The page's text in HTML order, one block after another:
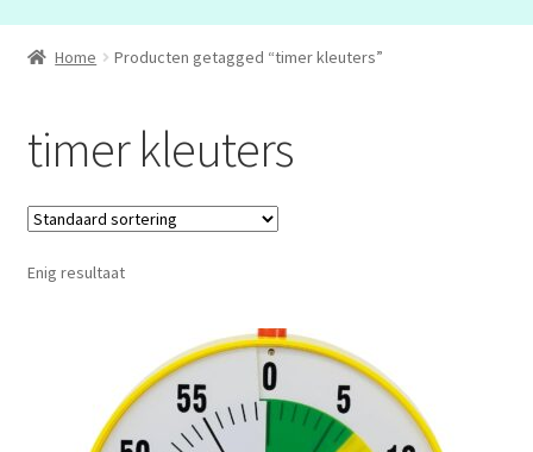
ADD
ASS
DCD
HSP
Home Producten getagged “timer kleuters”
timer kleuters
Enig resultaat